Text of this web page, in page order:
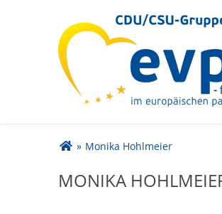
CDU/CSU-
im Europäischen
Sie sind hier
» Monika Hohlmeier
MONIKA